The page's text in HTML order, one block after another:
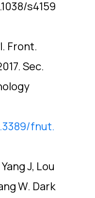
s4159
Front.
Sec.
fnut.
J, Lou
W. Dark